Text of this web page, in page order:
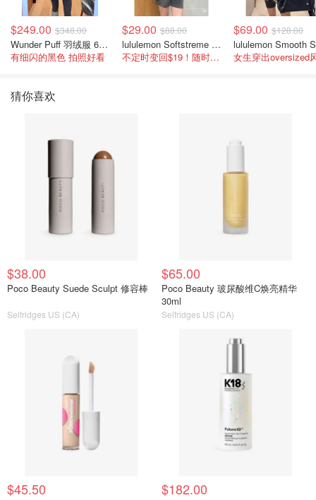
$249.00 $348.00
Wunder Puff 羽绒服 600蓬松度
有细闪的黑色 拍照好看
$29.00 $88.00
lululemon Softstreme 女士高腰短裤 10cm
不定时变回$19！随时点进来看
$69.00 $128.00
女生穿出oversized
猜你喜欢
$38.00
Poco Beauty Suede Sculpt 修容棒
Selfridges US (CA)
$65.00
Poco Beauty 玻尿酸维C焕亮精华
30ml
Selfridges US (CA)
$45.50 $182.00